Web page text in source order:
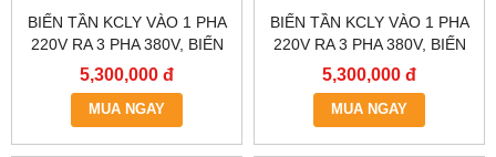
BIẾN TẦN KCLY VÀO 1 PHA
220V RA 3 PHA 380V, BIẾN
TẦN KCLY KOC600-
5R5GT3-B
5,300,000 đ
MUA NGAY
BIẾN TẦN KCLY VÀO 1 PHA
220V RA 3 PHA 380V, BIẾN
TẦN KCLY KOC600-
3R7GT3-B
5,300,000 đ
MUA NGAY